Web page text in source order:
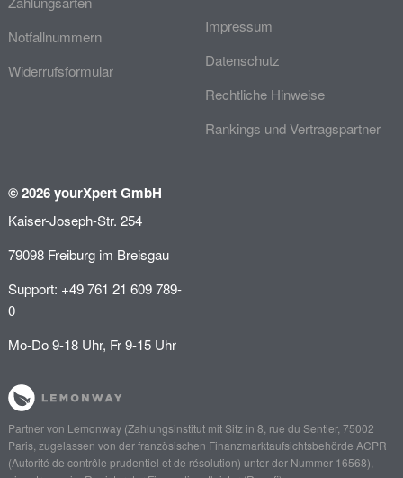
Notfallnummern
Widerrufsformular
Impressum
Datenschutz
Rechtliche Hinweise
Rankings und Vertragspartner
© 2026 yourXpert GmbH
Kaiser-Joseph-Str. 254
79098 Freiburg im Breisgau
Support: +49 761 21 609 789-
0
Mo-Do 9-18 Uhr, Fr 9-15 Uhr
Partner von Lemonway(Zahlungsinstitut mit Sitz in 8, rue du Sentier, 75002
Paris, zugelassen von der französischen Finanzmarktaufsichtsbehörde ACPR
(Autorité de contrôle prudentiel et de résolution) unter der Nummer 16568),